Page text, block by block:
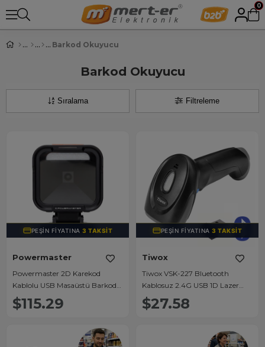
0
Barkod Okuyucu
Barkod Okuyucu
Filtreleme
Sıralama
PEŞIN FIYATINA3 TAKSIT
Powermaster
Powermaster 2D Karekod
Kablolu USB Masaüstü Barkod
Okuyucu PM-23760
$115.29
PEŞIN FIYATINA3 TAKSIT
Tiwox
Tiwox VSK-227 Bluetooth
Kablosuz 2.4G USB 1D Lazer
Barkod Okuyucu Tarayıcı El Tipi
(Bataryalı + Dongle)
$27.58